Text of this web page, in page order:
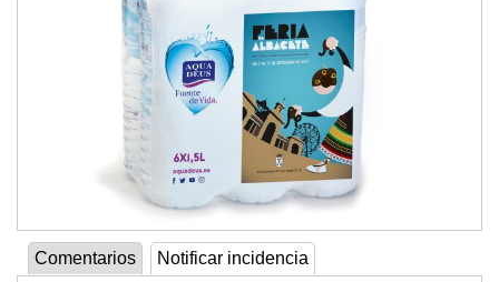
Comentarios Notificar incidencia